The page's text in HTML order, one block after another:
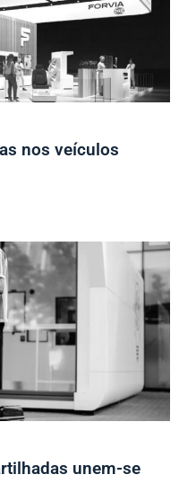
nos veículos
unem-se